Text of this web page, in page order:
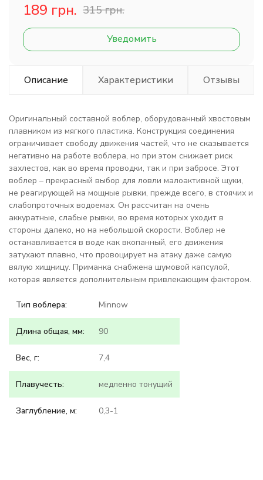
189 грн. 315 грн.
Уведомить
Описание Характеристики Отзывы
Оригинальный составной воблер, оборудованный хвостовым
плавником из мягкого пластика. Конструкция соединения
ограничивает свободу движения частей, что не сказывается
негативно на работе воблера, но при этом снижает риск
захлестов, как во время проводки, так и при забросе. Этот
воблер – прекрасный выбор для ловли малоактивной щуки,
не реагирующей на мощные рывки, прежде всего, в стоячих и
слабопроточных водоемах. Он рассчитан на очень
аккуратные, слабые рывки, во время которых уходит в
стороны далеко, но на небольшой скорости. Воблер не
останавливается в воде как вкопанный, его движения
затухают плавно, что провоцирует на атаку даже самую
вялую хищницу. Приманка снабжена шумовой капсулой,
которая является дополнительным привлекающим фактором.
Тип воблера: Minnow
Длина общая, мм: 90
Вес, г: 7,4
Плавучесть: медленно тонущий
Заглубление, м: 0,3-1